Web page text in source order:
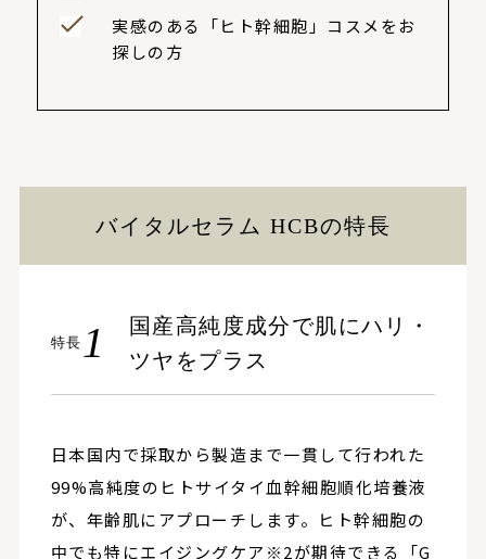
実感のある「ヒト幹細胞」コスメをお
探しの方
バイタルセラム HCBの特長
特長 1
国産高純度成分で肌にハリ・
ツヤをプラス
日本国内で採取から製造まで一貫して行われた
99%高純度のヒトサイタイ血幹細胞順化培養液
が、年齢肌にアプローチします。ヒト幹細胞の
中でも特にエイジングケア※2が期待できる「G